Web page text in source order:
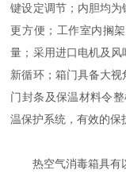
键设定调节；内胆均
更方便；工作室内搁
量；采用进口电机及
新循环；箱门具备大
门封条及保温材料令
温保护系统，有效的保
热空气消毒箱具有